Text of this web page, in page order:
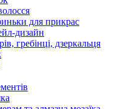
для прикрас
дизайн
гребінці, дзеркальця